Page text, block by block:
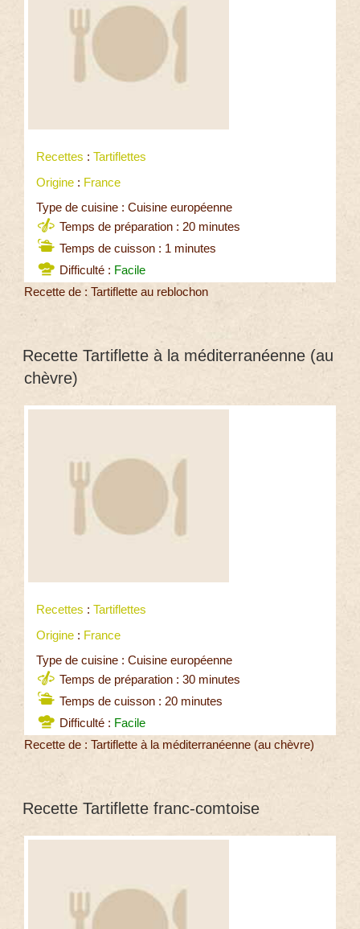
Recettes : Tartiflettes
Origine : France
Type de cuisine : Cuisine européenne
Temps de préparation : 20 minutes
Temps de cuisson : 1 minutes
Difficulté : Facile
Recette de : Tartiflette au reblochon
Recette Tartiflette à la méditerranéenne (au
chèvre)
Recettes : Tartiflettes
Origine : France
Type de cuisine : Cuisine européenne
Temps de préparation : 30 minutes
Temps de cuisson : 20 minutes
Difficulté : Facile
Recette de : Tartiflette à la méditerranéenne (au chèvre)
Recette Tartiflette franc-comtoise